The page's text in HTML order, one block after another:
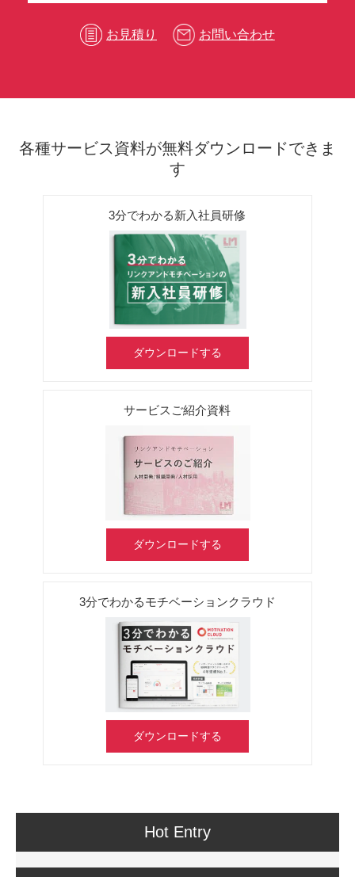
お見積り お問い合わせ
各種サービス資料が無料ダウンロードできま
す
3分でわかる新入社員研修
ダウンロードする
サービスご紹介資料
ダウンロードする
3分でわかるモチベーションクラウド
ダウンロードする
Hot Entry